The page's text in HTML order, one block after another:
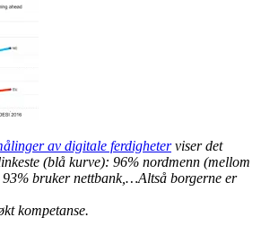
av digitale ferdigheterviser det
(blå kurve): 96% nordmenn (mellom
bruker nettbank,…Altså borgerne er
kompetanse.